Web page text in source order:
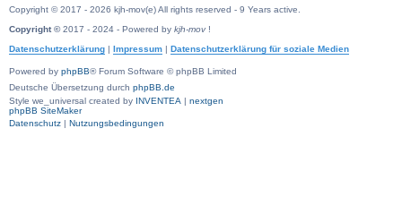
Copyright © 2017 - 2026 kjh-mov(e) All rights reserved - 9 Years active.
Copyright ©2017 - 2024 - Powered by kjh-mov!
Datenschutzerklärung | Impressum | Datenschutzerklärung für soziale Medien
Powered by phpBB® Forum Software © phpBB Limited
Deutsche Übersetzung durch phpBB.de
Style we_universal created by INVENTEA | nextgen
phpBB SiteMaker
Datenschutz | Nutzungsbedingungen